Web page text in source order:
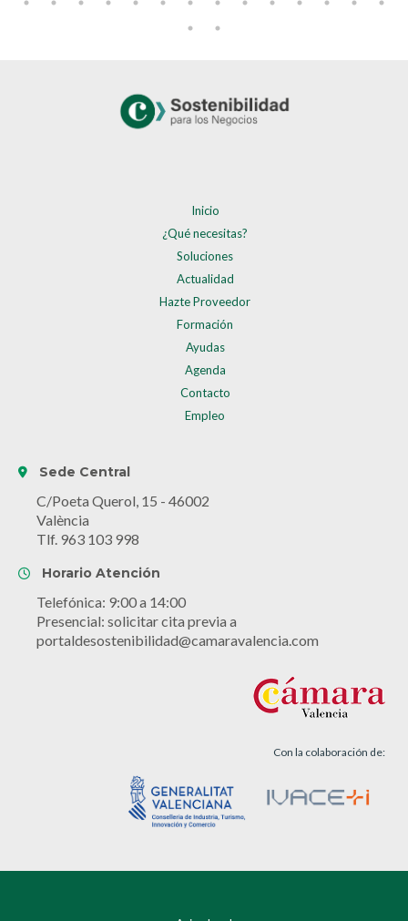
Inicio
¿Qué necesitas?
Soluciones
Actualidad
Hazte Proveedor
Formación
Ayudas
Agenda
Contacto
Empleo
Sede Central
C/Poeta Querol, 15 - 46002
València
Tlf. 963 103 998
Horario Atención
Telefónica: 9:00 a 14:00
Presencial: solicitar cita previa a
portaldesostenibilidad@camaravalencia.com
Con la colaboración de: